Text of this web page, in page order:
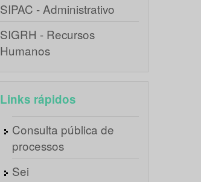
SIPAC - Administrativo
SIGRH - Recursos
Humanos
Links rápidos
Consulta pública de
processos
Sei